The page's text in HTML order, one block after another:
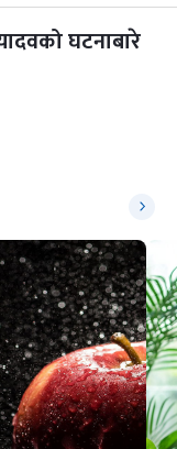
घटनाबारे